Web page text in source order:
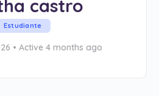
castro
Estudiante
• Active 4 months ago